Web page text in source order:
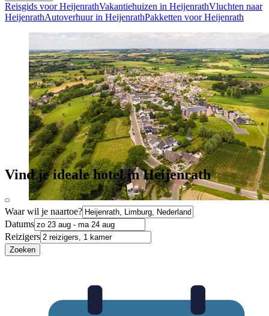
Reisgids voor HeijenrathVakantiehuizen in HeijenrathVluchten naar
HeijenrathAutoverhuur in HeijenrathPakketten voor Heijenrath
Vind je ideale hotel in Heijenrath
Waar wil je naartoe?
Datums
Reizigers
Zoeken